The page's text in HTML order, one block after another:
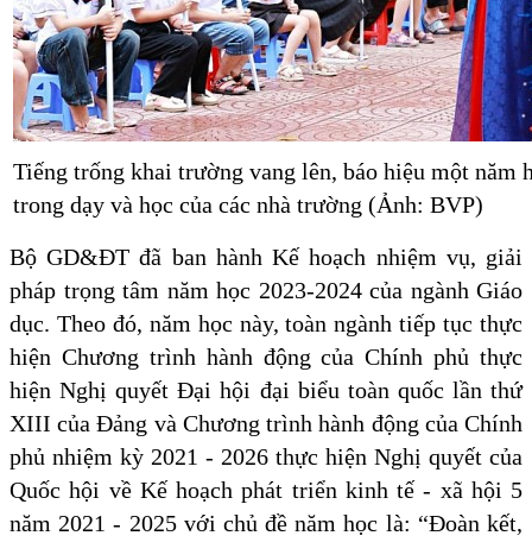
Tiếng trống khai trường vang lên, báo hiệu một năm
trong dạy và học của các nhà trường (Ảnh: BVP)
Bộ GD&ĐT đã ban hành Kế hoạch nhiệm vụ, giải
pháp trọng tâm năm học 2023-2024 của ngành Giáo
dục. Theo đó, năm học này, toàn ngành tiếp tục thực
hiện Chương trình hành động của Chính phủ thực
hiện Nghị quyết Đại hội đại biểu toàn quốc lần thứ
XIII của Đảng và Chương trình hành động của Chính
phủ nhiệm kỳ 2021 - 2026 thực hiện Nghị quyết của
Quốc hội về Kế hoạch phát triển kinh tế - xã hội 5
năm 2021 - 2025 với chủ đề năm học là: “Đoàn kết,